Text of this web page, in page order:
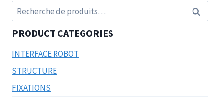
Recherche
pour :
PRODUCT CATEGORIES
INTERFACE ROBOT
STRUCTURE
FIXATIONS